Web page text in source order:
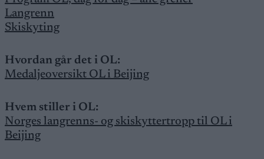
Langrenn
Skiskyting
Hvordan går det i OL:
Medaljeoversikt OL i Beijing
Hvem stiller i OL:
Norges langrenns- og skiskyttertropp til OL i
Beijing